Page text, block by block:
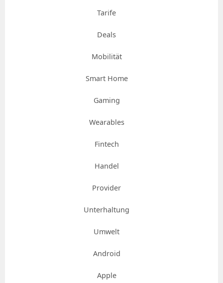
Tarife
Deals
Mobilität
Smart Home
Gaming
Wearables
Fintech
Handel
Provider
Unterhaltung
Umwelt
Android
Apple